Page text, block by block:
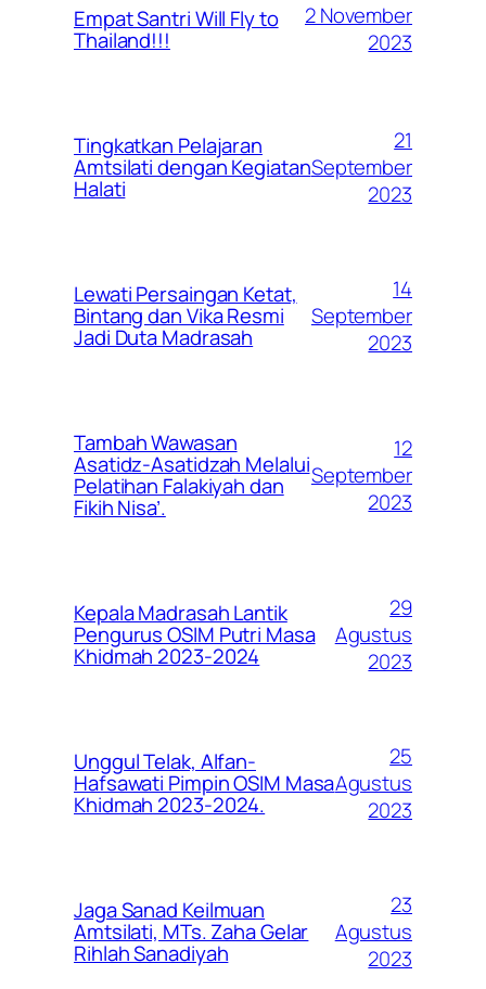
Empat Santri Will Fly to
Thailand!!!
2 November
2023
Tingkatkan Pelajaran
Amtsilati dengan Kegiatan
Halati
21
September
2023
Lewati Persaingan Ketat,
Bintang dan Vika Resmi
Jadi Duta Madrasah
14
September
2023
Tambah Wawasan
Asatidz-Asatidzah Melalui
Pelatihan Falakiyah dan
Fikih Nisa’.
12
September
2023
Kepala Madrasah Lantik
Pengurus OSIM Putri Masa
Khidmah 2023-2024
29
Agustus
2023
Unggul Telak, Alfan-
Hafsawati Pimpin OSIM Masa
Khidmah 2023-2024.
25
Agustus
2023
Jaga Sanad Keilmuan
Amtsilati, MTs. Zaha Gelar
Rihlah Sanadiyah
23
Agustus
2023